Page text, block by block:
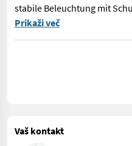
stabile Beleuchtung mit
PALMS Zentralrahmen
Prikaži več
Vaš kontakt